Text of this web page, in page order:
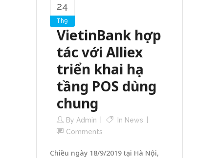
24
Th9
VietinBank hợp
tác với Alliex
triển khai hạ
tầng POS dùng
chung
By Admin In News
Comments
Chiều ngày 18/9/2019 tại Hà Nội,